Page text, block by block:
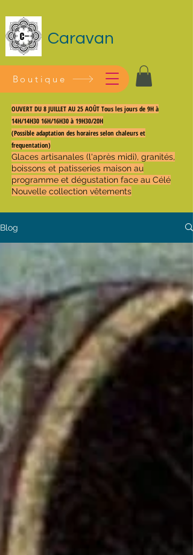
Caravan
OUVERT DU 8 JUILLET AU 25 AOÛT Tous les jours de 9H à
14H/14H30 16H/16H30 à 19H30/20H
(Possible adaptation des horaires selon chaleurs et
frequentation)
Glaces artisanales (l'après midi), granités,
boissons et patisseries maison au
programme et dégustation face au Célé
Nouvelle collection vêtements
Boutique
Blog